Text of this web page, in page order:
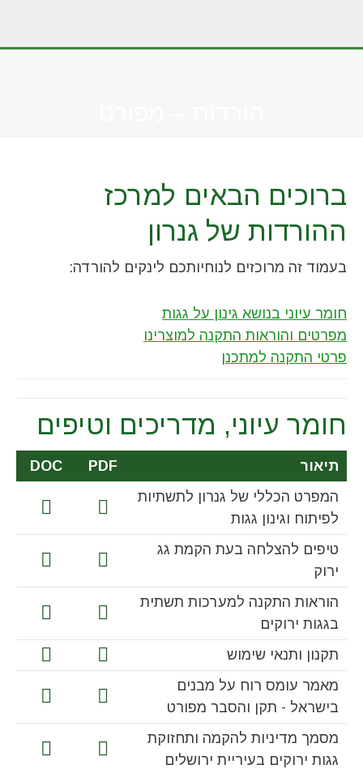
ברוכים הבאים למרכז
ההורדות של גנרון
בעמוד זה מרוכזים לנוחיותכם לינקים להורדה:
חומר עיוני בנושא גינון על גגות
מפרטים והוראות התקנה למוצרינו
פרטי התקנה למתכנן
חומר עיוני, מדריכים וטיפים
תיאור PDF
DOC
המפרט הכללי של גנרון לתשתיות
לפיתוח וגינון גגות
טיפים להצלחה בעת הקמת גג
ירוק
הוראות התקנה למערכות תשתית
בגגות ירוקים
תקנון ותנאי שימוש
מאמר עומס רוח על מבנים
בישראל - תקן והסבר מפורט
מסמך מדיניות להקמה ותחזוקת
גגות ירוקים בעיריית ירושלים